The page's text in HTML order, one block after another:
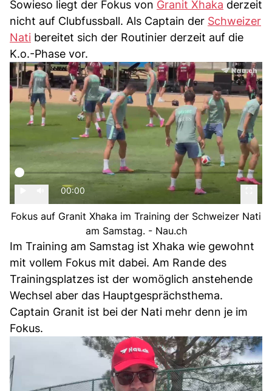
Sowieso liegt der Fokus von Granit Xhaka derzeit
nicht auf Clubfussball. Als Captain der Schweizer
Nati bereitet sich der Routinier derzeit auf die
K.o.-Phase vor.
00:00
Fokus auf Granit Xhaka im Training der Schweizer Nati
am Samstag. - Nau.ch
Im Training am Samstag ist Xhaka wie gewohnt
mit vollem Fokus mit dabei. Am Rande des
Trainingsplatzes ist der womöglich anstehende
Wechsel aber das Hauptgesprächsthema.
Captain Granit ist bei der Nati mehr denn je im
Fokus.